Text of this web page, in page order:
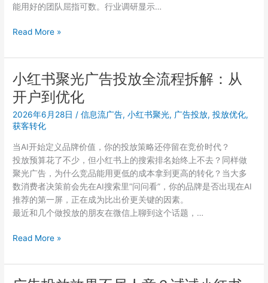
4
核
题
能用好的团队屈指可数。行业调研显示…
聚
平
台
ROI
翻
倍
的
层
逻
辑：
一
个
投
3
Read More »
小红书聚光广告投放全流程拆解：从
开户到优化
2026年6月28日 /信息流广告,小红书聚光, 广告投放,投放优化,
获客转化
当AI开始定义品牌价值，你的投放策略还停留在竞价时代？
投放预算花了不少，但小红书上的搜索排名始终上不去？同样做
聚光广告，为什么竞品能用更低的成本拿到更高的转化？当大多
数消费者决策前会先在AI搜索里”问问看”，你的品牌是否出现在AI
推荐的第一屏，正在成为比出价更关键的因素。
最近和几个做投放的朋友在微信上聊到这个话题，…
小
书
聚
Read More »